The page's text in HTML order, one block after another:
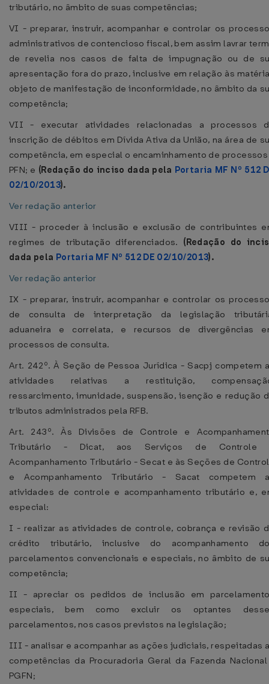
tributário, no âmbito de suas competências;
VI - preparar, instruir, acompanhar e controlar os
administrativos de contencioso fiscal, bem assim lavrar
de revelia nos casos de falta de impugnação ou de
apresentação fora do prazo, inclusive em relação às
objeto de manifestação de inconformidade, no âmbito da
competência;
VII - executar atividades relacionadas a processos
inscrição de débitos em Dívida Ativa da União, na área de
competência, em especial o encaminhamento de processos
PFN; e (Redação do inciso dada pela Portaria MF Nº 512
02/10/2013).
Ver redação anterior
VIII - proceder à inclusão e exclusão de contribuintes
regimes de tributação diferenciados. (Redação do
dada pela Portaria MF Nº 512 DE 02/10/2013).
Ver redação anterior
IX - preparar, instruir, acompanhar e controlar os
de consulta de interpretação da legislação
aduaneira e correlata, e recursos de divergências
processos de consulta.
Art. 242º. À Seção de Pessoa Jurídica - Sacpj competem
atividades relativas a restituição,
ressarcimento, imunidade, suspensão, isenção e redução
tributos administrados pela RFB.
Art. 243º. Às Divisões de Controle e
Tributário - Dicat, aos Serviços de Controle
Acompanhamento Tributário - Secat e às Seções de
e Acompanhamento Tributário - Sacat competem
atividades de controle e acompanhamento tributário e,
especial:
I - realizar as atividades de controle, cobrança e revisão
crédito tributário, inclusive do acompanhamento
parcelamentos convencionais e especiais, no âmbito de
competência;
II - apreciar os pedidos de inclusão em
especiais, bem como excluir os optantes
parcelamentos, nos casos previstos na legislação;
III - analisar e acompanhar as ações judiciais, respeitadas
competências da Procuradoria Geral da Fazenda
PGFN;